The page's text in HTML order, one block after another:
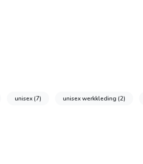
unisex(7) unisex werkkleding (2)